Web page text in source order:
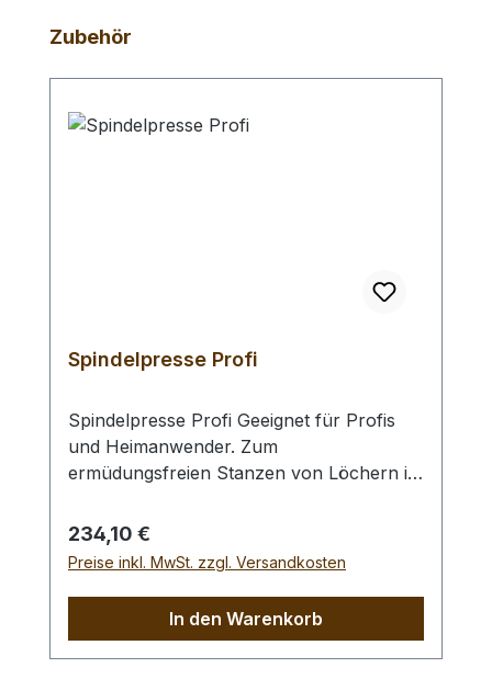
Produktgalerie überspringen
Zubehör
Spindelpresse Profi
Spindelpresse Profi Geeignet für Profis
und Heimanwender. Zum
ermüdungsfreien Stanzen von Löchern in
Nieten oder Druckknöpfen.Profi-
Ausführung mit 12,5 cm Ausladung.
Achtung: - Für die Verwendung benötigen
entsprechenden Werkzeugeinsätze oder
passende Lochpfeifen und Unterstempel.
Regulärer Preis:
234,10 €
Preise inkl. MwSt. zzgl. Versandkosten
In den Warenkorb